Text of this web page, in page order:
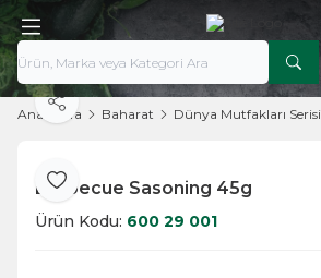
Ana Sayfa Baharat Dünya Mutfakları Serisi
Favoriye Ekle
Paylaş
Barbecue Sasoning 45g
Ürün Kodu: 600 29 001